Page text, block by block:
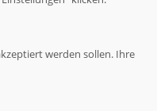
werden sollen. Ihre